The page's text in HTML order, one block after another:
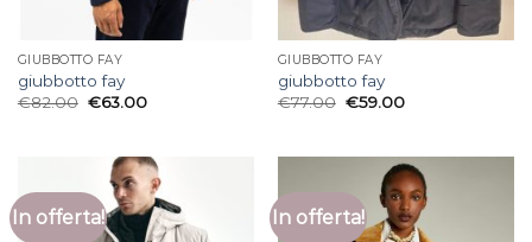
GIUBBOTTO FAY
giubbotto fay
€82.00 €63.00
GIUBBOTTO FAY
giubbotto fay
€77.00 €59.00
In offerta! In offerta!